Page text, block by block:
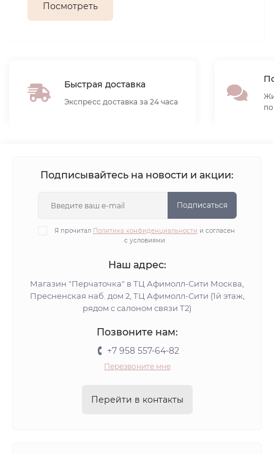
Посмотреть
Быстрая доставка
Экспресс доставка за 24 часа
Подписывайтесь на новости и акции:
Подписаться
Я прочитал Политика конфиденциальности и согласен
с условиями
Наш адрес:
Магазин "Перчаточка" в ТЦ Афимолл-Сити Москва,
Пресненская наб. дом 2, ТЦ Афимолл-Сити (1й этаж,
рядом с салоном связи Т2)
Позвоните нам:
+7 958 557-64-82
Перезвоните мне
Перейти в контакты